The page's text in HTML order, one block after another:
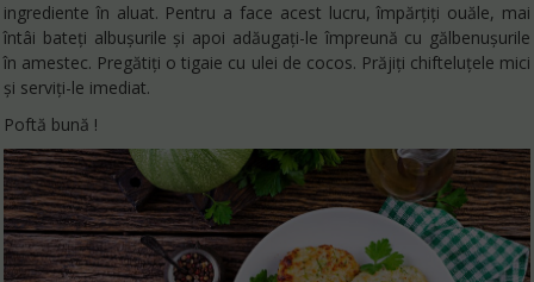
ingrediente în aluat. Pentru a face acest lucru, împărțiți ouăle, mai
întâi bateți albușurile și apoi adăugați-le împreună cu gălbenușurile
în amestec. Pregătiți o tigaie cu ulei de cocos. Prăjiți chifteluțele mici
și serviți-le imediat.
Poftă bună !